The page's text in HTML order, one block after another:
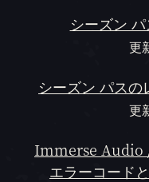
シーズン
更
シーズン パス
更
Immerse Audio
エラーコード